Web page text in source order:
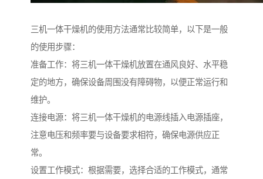
三机一体干燥机的使用方法通常比较简单，以下是一般
的使用步骤：
准备工作：将三机一体干燥机放置在通风良好、水平稳
定的地方，确保设备周围没有障碍物，以便正常运行和
维护。
连接电源：将三机一体干燥机的电源线插入电源插座，
注意电压和频率要与设备要求相符，确保电源供应正
常。
设置工作模式：根据需要，选择合适的工作模式，通常